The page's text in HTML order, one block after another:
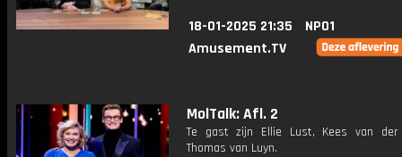
18-01-2025 21:35
NPO1
Amusement.TV
MolTalk: Afl. 2
Te gast zijn Ellie Lust, Kees van
Thomas van Luyn.